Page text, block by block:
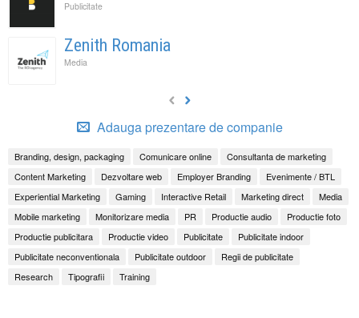
Publicitate
Zenith Romania
Media
Adauga prezentare de companie
Branding, design, packaging Comunicare online
Consultanta de marketing
Content Marketing
Dezvoltare web Employer Branding
Evenimente / BTL
Experiential Marketing
Gaming Interactive Retail Marketing direct
Media
Mobile marketing
Monitorizare media PR Productie audio
Productie foto
Productie publicitara
Productie video Publicitate
Publicitate indoor
Publicitate neconventionala
Publicitate outdoor
Regii de publicitate
Research
Tipografii Training